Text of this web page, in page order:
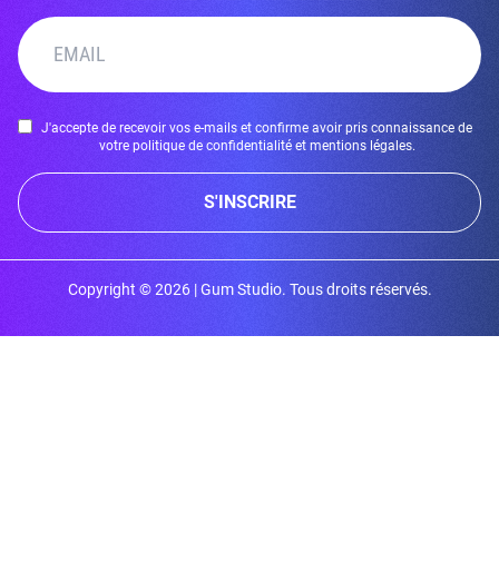
J'accepte de recevoir vos e-mails et confirme avoir pris connaissance de
votre politique de confidentialité et mentions légales.
S'INSCRIRE
Copyright © 2026 | Gum Studio. Tous droits réservés.